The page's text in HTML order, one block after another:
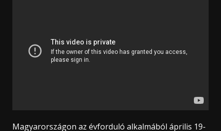
Magyarországon az évforduló alkalmából április 19-